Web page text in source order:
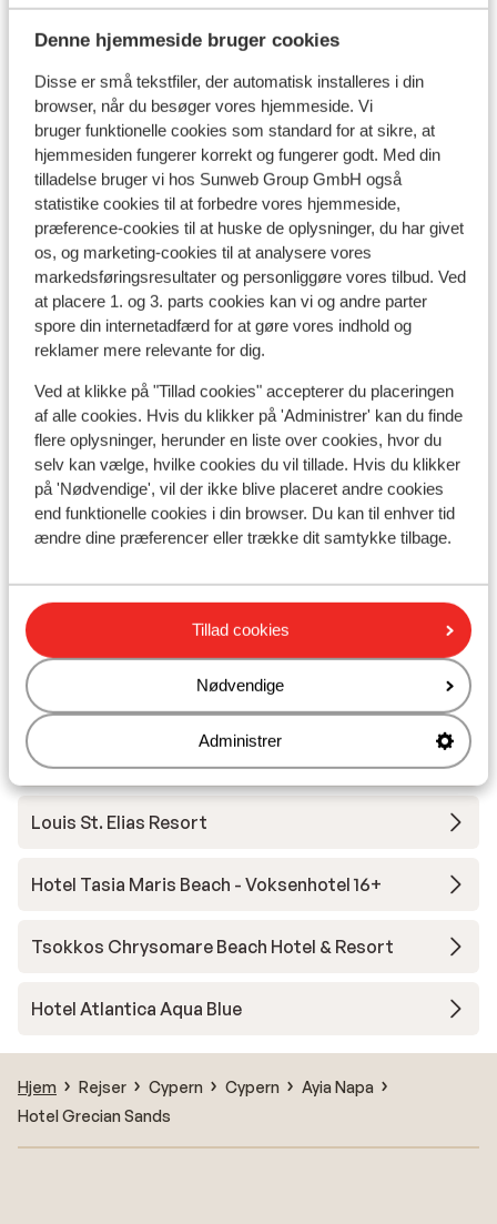
Denne hjemmeside bruger cookies
Disse er små tekstfiler, der automatisk installeres i din
browser, når du besøger vores hjemmeside. Vi
bruger funktionelle cookies som standard for at sikre, at
hjemmesiden fungerer korrekt og fungerer godt. Med din
tilladelse bruger vi hos Sunweb Group GmbH også
statistike cookies til at forbedre vores hjemmeside,
præference-cookies til at huske de oplysninger, du har givet
os, og marketing-cookies til at analysere vores
markedsføringsresultater og personliggøre vores tilbud. Ved
at placere 1. og 3. parts cookies kan vi og andre parter
spore din internetadfærd for at gøre vores indhold og
reklamer mere relevante for dig.
Ved at klikke på "Tillad cookies" accepterer du placeringen
af alle cookies. Hvis du klikker på 'Administrer' kan du finde
flere oplysninger, herunder en liste over cookies, hvor du
selv kan vælge, hvilke cookies du vil tillade. Hvis du klikker
på 'Nødvendige', vil der ikke blive placeret andre cookies
end funktionelle cookies i din browser. Du kan til enhver tid
ændre dine præferencer eller trække dit samtykke tilbage.
Tillad cookies
Nødvendige
Administrer
solstolarna för att paxa de som är
närmast stranden.. Iskallt i poolen.
Andre overnatningssteder i Cypern
Hotel Grecian Park
Amanti – MadeForTwo Hotels – voksenhotel
Flamingo Paradise Beach Hotel – Voksenhotel
Hotel NissiBlu Beach Resort
Hôtel Okeanos Beach
Hotel Cavo Maris Beach
Hotel Atlantica Callisto
Hotel Olympic Lagoon Resort
Hotel Golden Coast Beach
Vangelis Hotel & Suites
Louis St. Elias Resort
Hotel Tasia Maris Beach - Voksenhotel 16+
Tsokkos Chrysomare Beach Hotel & Resort
Hotel Atlantica Aqua Blue
Hjem Rejser Cypern Cypern
Ayia Napa
Hotel Grecian Sands